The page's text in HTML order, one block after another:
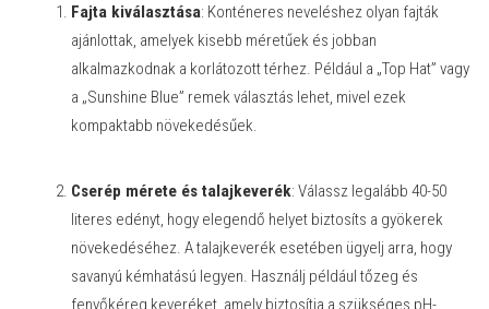
Fajta kiválasztása: Konténeres neveléshez olyan fajták
ajánlottak, amelyek kisebb méretűek és jobban
alkalmazkodnak a korlátozott térhez. Például a „Top Hat” vagy
a „Sunshine Blue” remek választás lehet, mivel ezek
kompaktabb növekedésűek.
Cserép mérete és talajkeverék: Válassz legalább 40-50
literes edényt, hogy elegendő helyet biztosíts a gyökerek
növekedéséhez. A talajkeverék esetében ügyelj arra, hogy
savanyú kémhatású legyen. Használj például tőzeg és
fenyőkéreg keveréket, amely biztosítja a szükséges pH-